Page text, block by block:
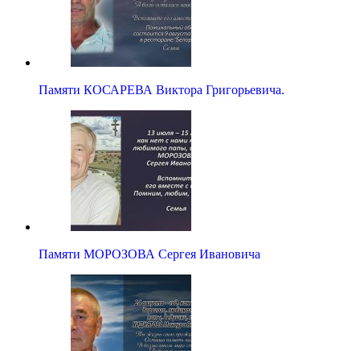
Памяти КОСАРЕВА Виктора Григорьевича.
Памяти МОРОЗОВА Сергея Ивановича